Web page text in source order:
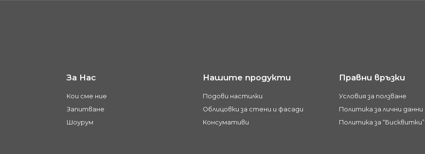
За Нас
Кои сме ние
Запитване
Шоурум
Нашите продукти
Подови настилки
Облицовки за стени и фасади
Консумативи
Правни връзки
Условия за ползване
Политика за лични данни
Политика за “Бисквитки”